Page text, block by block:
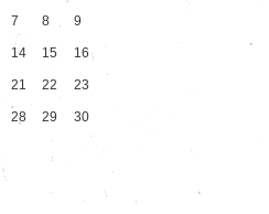
7 8 9
14 15 16
21 22 23
28 29 30